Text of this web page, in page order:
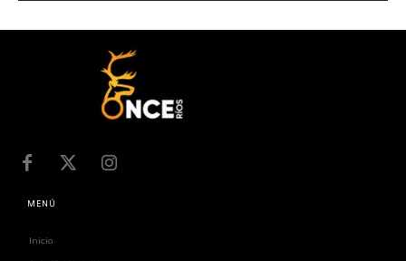
MENÚ
Inicio